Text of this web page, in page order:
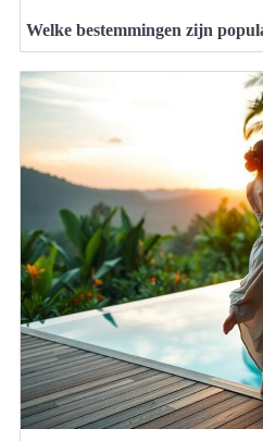
Welke bestemmingen zijn